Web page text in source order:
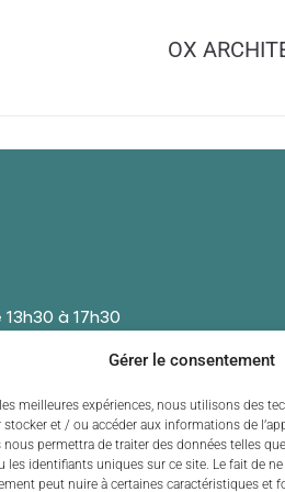
Gérer le consentement
meilleures expériences, nous utilisons des
et / ou accéder aux informations de
permettra de traiter des données telles
les identifiants uniques sur ce site. Le fait de
peut nuire à certaines caractéristiques et
OX
à 17h30
à 17h30
13h30 à 17h30
à 17h30
de 13h30 à 17h30